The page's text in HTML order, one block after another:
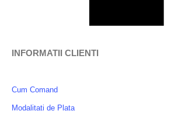
INFORMATII CLIENTI
Cum Comand
Modalitati de Plata